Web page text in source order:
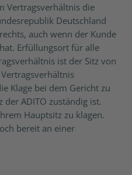
Vertragsverhältnis die
Deutschland
auch wenn der Kunde
Erfüllungsort für alle
ist der Sitz von
Klage bei dem Gericht zu
ADITO zuständig ist.
Hauptsitz zu klagen.
bereit an einer